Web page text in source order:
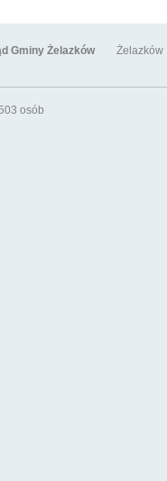
Gminy ŻelazkówŻelazków
osób